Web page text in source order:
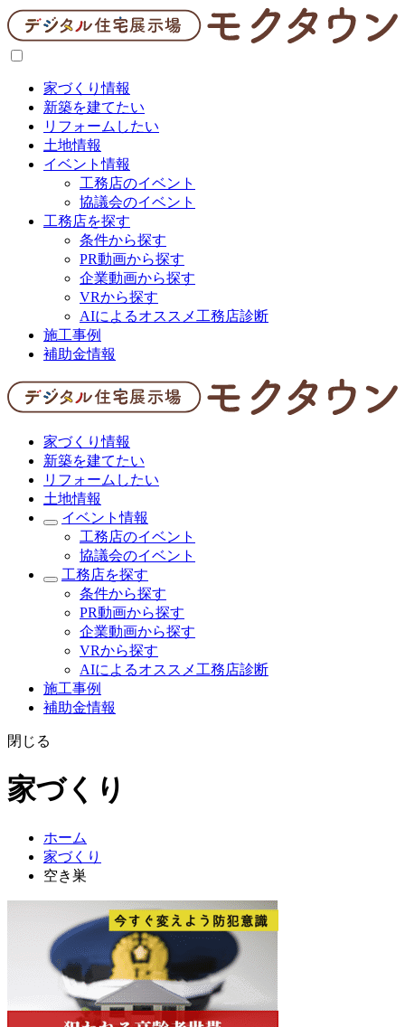
家づくり情報
新築を建てたい
リフォームしたい
土地情報
イベント情報
工務店のイベント
協議会のイベント
工務店を探す
条件から探す
PR動画から探す
企業動画から探す
VRから探す
AIによるオススメ工務店診断
施工事例
補助金情報
家づくり情報
新築を建てたい
リフォームしたい
土地情報
イベント情報
工務店のイベント
協議会のイベント
工務店を探す
条件から探す
PR動画から探す
企業動画から探す
VRから探す
AIによるオススメ工務店診断
施工事例
補助金情報
閉じる
家づくり
ホーム
家づくり
空き巣